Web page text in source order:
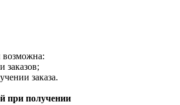
заказов;
заказа.
при получении